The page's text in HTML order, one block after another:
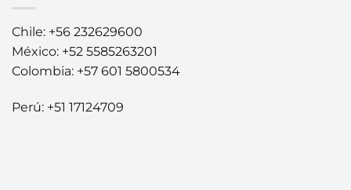
Chile: +56 232629600
México: +52 5585263201
Colombia: +57 601 5800534
Perú: +51 17124709